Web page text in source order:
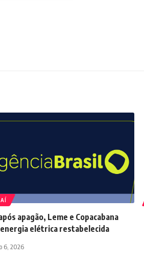
apagão, Leme e Copacabana
elétrica restabelecida
6, 2026